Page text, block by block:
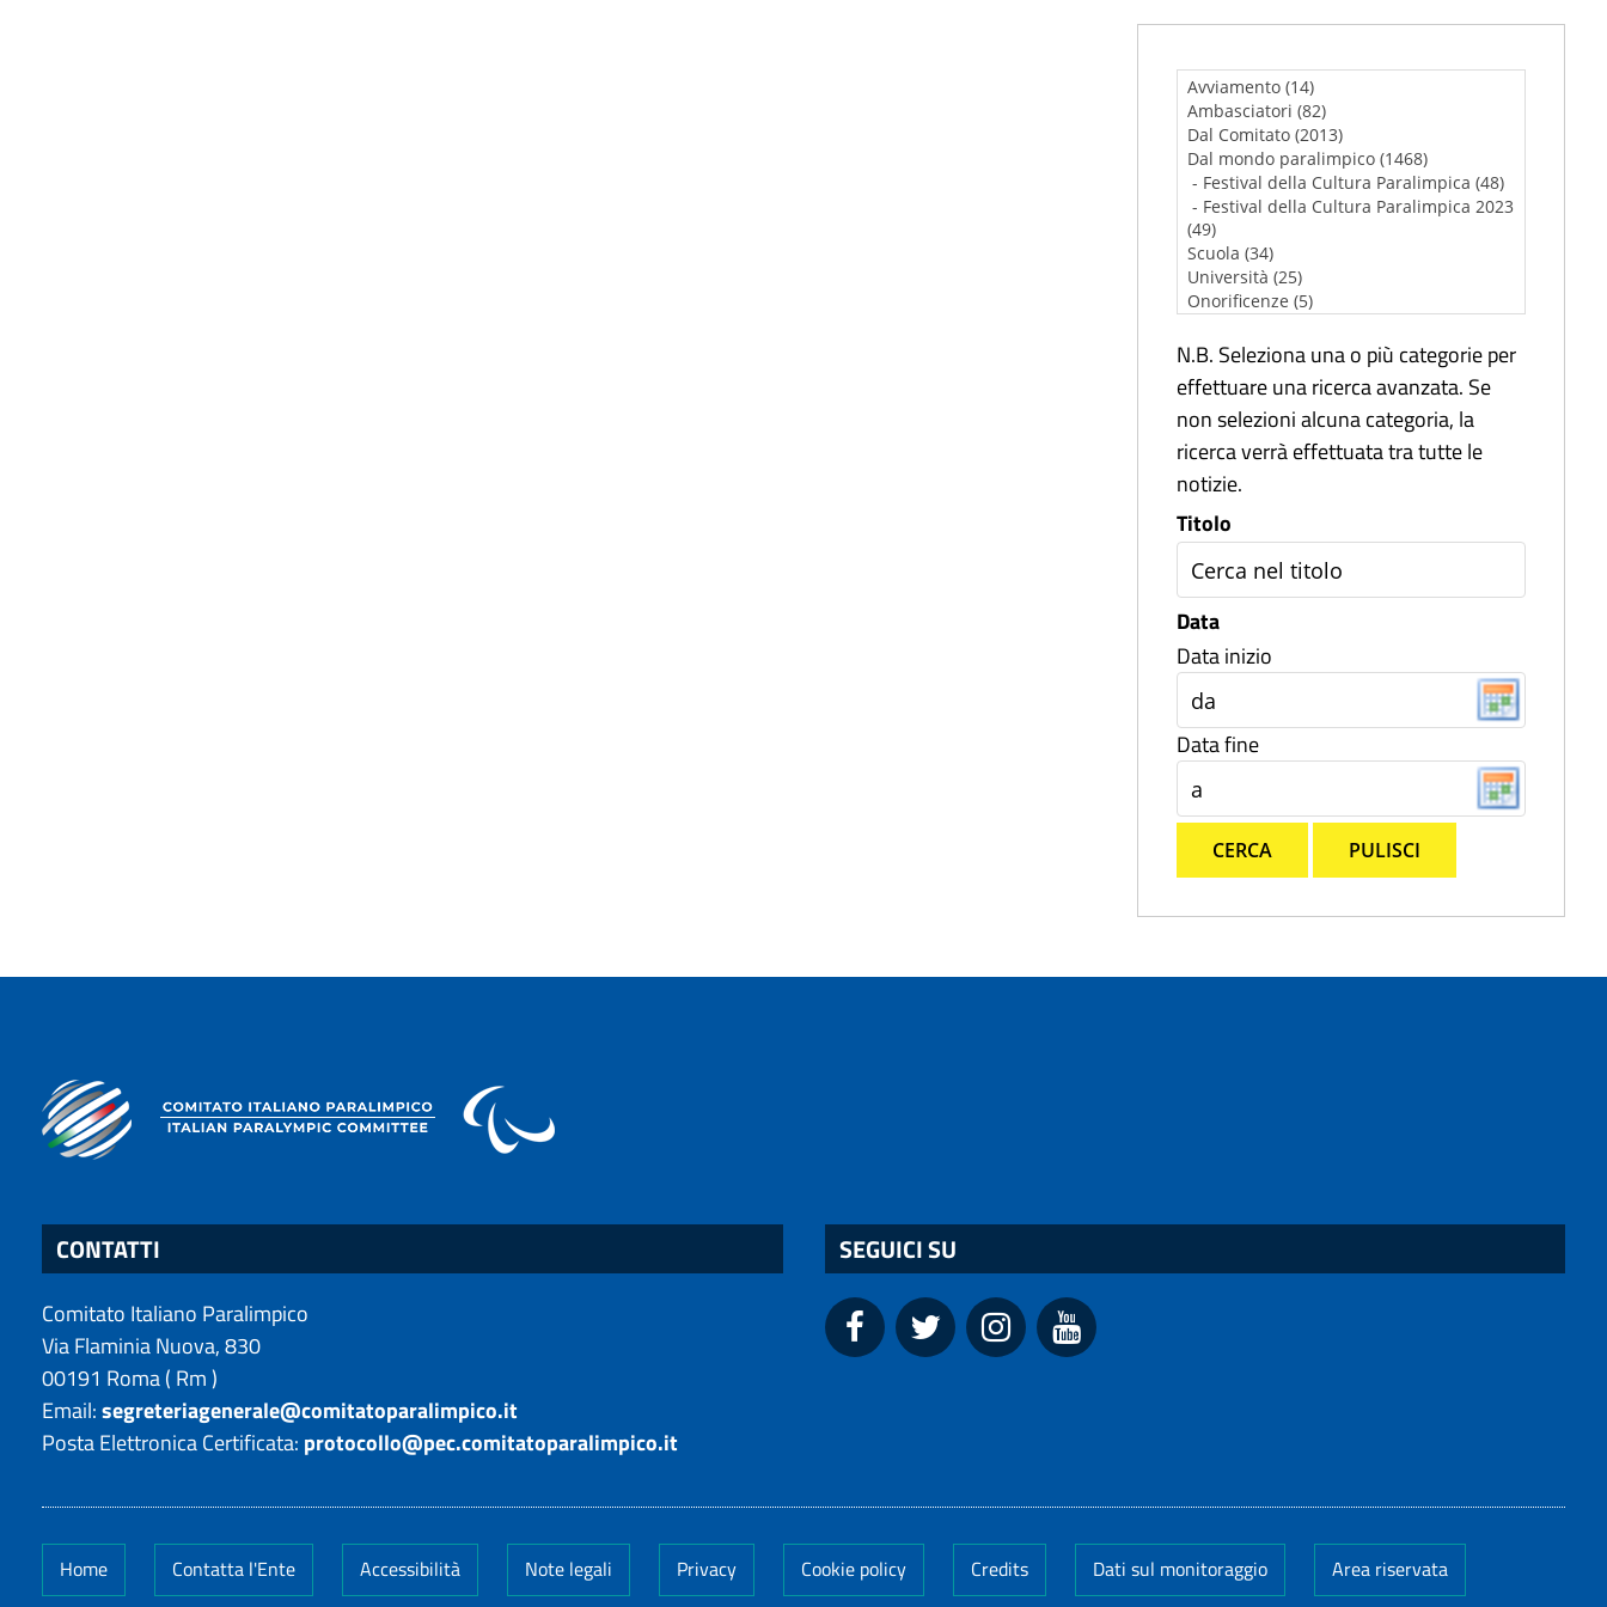
N.B. Seleziona una o più categorie per
effettuare una ricerca avanzata. Se
non selezioni alcuna categoria, la
ricerca verrà effettuata tra tutte le
notizie.
Titolo
Data
Data inizio
Data fine
CERCA PULISCI
CONTATTI
Comitato Italiano Paralimpico
Via Flaminia Nuova, 830
00191 Roma( Rm)
Email:segreteriagenerale@comitatoparalimpico.it
Posta Elettronica Certificata: protocollo@pec.comitatoparalimpico.it
SEGUICI SU
Home Contatta l'Ente Accessibilità Note legali Privacy Cookie policy Credits Dati sul monitoraggio Area riservata